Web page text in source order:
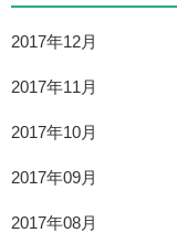
2017年12月
2017年11月
2017年10月
2017年09月
2017年08月